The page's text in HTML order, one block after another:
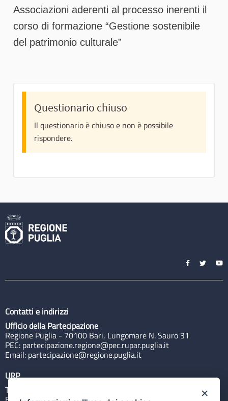
Associazioni aderenti al processo inerenti il
corso di formazione “Gestione sostenibile
del patrimonio culturale”
Questionario chiuso
Il questionario è chiuso e non è possibile
rispondere.
Contatti e indirizzi
Ufficio della Partecipazione
Regione Puglia - 70100 Bari, Lungomare N. Sauro 31
PEC: partecipazione.regione@pec.rupar.puglia.it
Email: partecipazione@regione.puglia.it
URP
Tel: 800713939
×